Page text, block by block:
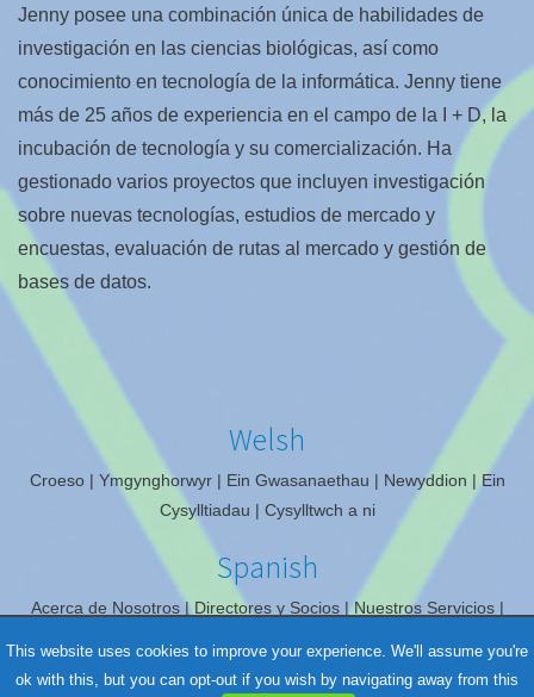
Jenny posee una combinación única de habilidades de
investigación en las ciencias biológicas, así como
conocimiento en tecnología de la informática. Jenny tiene
más de 25 años de experiencia en el campo de la I + D, la
incubación de tecnología y su comercialización. Ha
gestionado varios proyectos que incluyen investigación
sobre nuevas tecnologías, estudios de mercado y
encuestas, evaluación de rutas al mercado y gestión de
bases de datos.
Welsh
Croeso Ymgynghorwyr Ein Gwasanaethau Newyddion
Ein
Cysylltiadau
Cysylltwch a ni
Spanish
Acerca de Nosotros Directores y Socios
Nuestros Servicios
Copyright liskandjones.com © 2016
This website uses cookies to improve your experience. We'll assume you're
ok with this, but you can opt-out if you wish by navigating away from this